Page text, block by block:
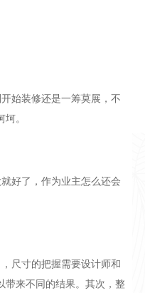
始装修还是一筹莫展，不
。
好了，作为业主怎么还会
尺寸的把握需要设计师和
带来不同的结果。其次，整